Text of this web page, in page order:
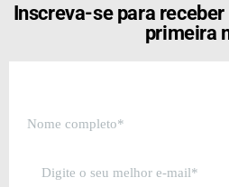
Inscreva-se para
primeira